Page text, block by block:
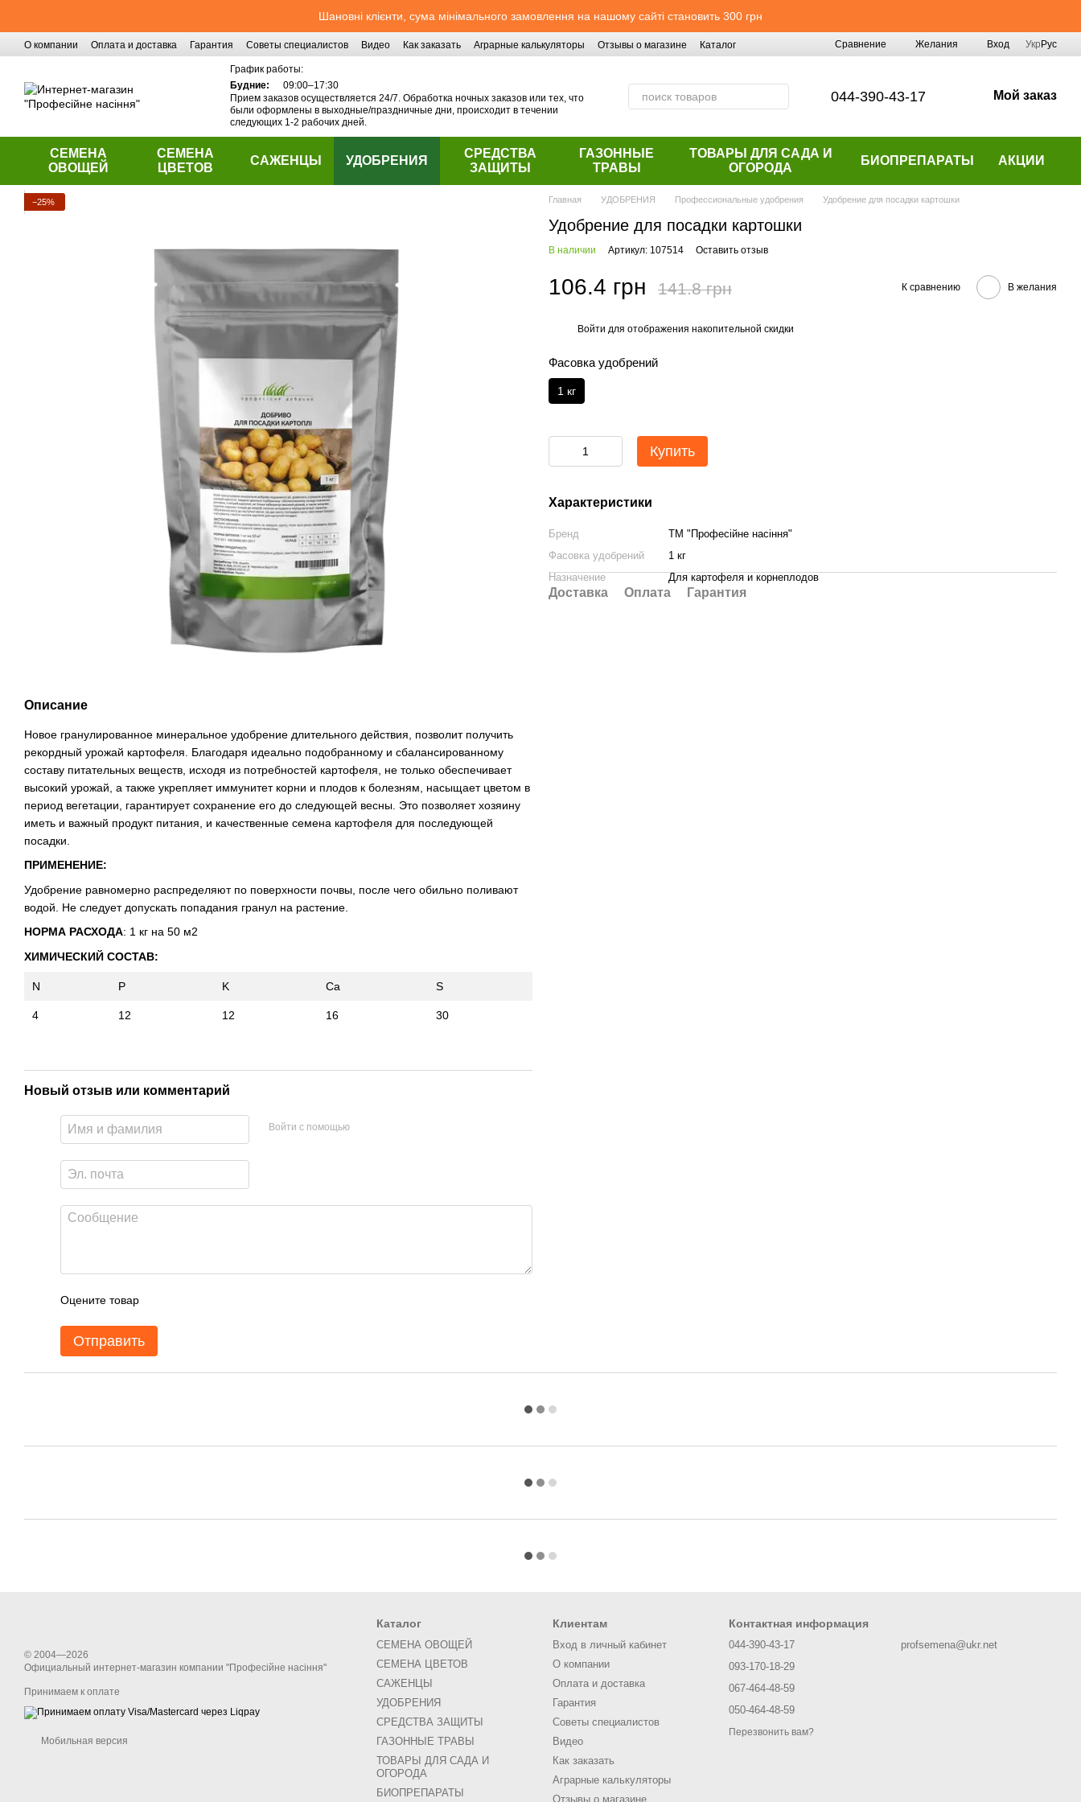
Шановні клієнти, сума мінімального замовлення на нашому сайті становить 300 грн
О компании Оплата и доставка Гарантия Советы специалистов Видео Как заказать Аграрные калькуляторы Отзывы о магазине
Каталог
Сравнение Желания Вход УкрРус
График работы:
Будние:
09:00–17:30
Прием заказов осуществляется 24/7. Обработка ночных заказов или тех, что
были оформлены в выходные/праздничные дни, происходит в течении
следующих 1-2 рабочих дней.
044-390-43-17 Мой заказ
СЕМЕНА
ОВОЩЕЙ
СЕМЕНА
ЦВЕТОВ
САЖЕНЦЫ УДОБРЕНИЯ
СРЕДСТВА
ЗАЩИТЫ
ГАЗОННЫЕ
ТРАВЫ
ТОВАРЫ ДЛЯ САДА И
ОГОРОДА
БИОПРЕПАРАТЫ АКЦИИ
−25%
Описание
Новое гранулированное минеральное удобрение длительного действия, позволит получить
рекордный урожай картофеля. Благодаря идеально подобранному и сбалансированному
составу питательных веществ, исходя из потребностей картофеля, не только обеспечивает
высокий урожай, а также укрепляет иммунитет корни и плодов к болезням, насыщает цветом в
период вегетации, гарантирует сохранение его до следующей весны. Это позволяет хозяину
иметь и важный продукт питания, и качественные семена картофеля для последующей
посадки.
ПРИМЕНЕНИЕ:
Удобрение равномерно распределяют по поверхности почвы, после чего обильно поливают
водой. Не следует допускать попадания гранул на растение.
НОРМА РАСХОДА: 1 кг на 50 м2
ХИМИЧЕСКИЙ СОСТАВ:
N P K Ca S
4 12 12 16 30
Новый отзыв или комментарий
Войти с помощью
Оцените товар
Отправить
Главная УДОБРЕНИЯ Профессиональные удобрения Удобрение для посадки картошки
Удобрение для посадки картошки
В наличии Артикул: 107514 Оставить отзыв
106.4 грн 141.8 грн К сравнению В желания
Войти для отображения накопительной скидки
Фасовка удобрений
1 кг
Купить
Характеристики
Бренд
ТМ "Професійне насіння"
Фасовка удобрений
1 кг
Назначение
Для картофеля и корнеплодов
Доставка Оплата Гарантия
© 2004—2026
Официальный интернет-магазин компании "Професійне насіння"
Принимаем к оплате
Мобильная версия
Каталог
СЕМЕНА ОВОЩЕЙ
СЕМЕНА ЦВЕТОВ
САЖЕНЦЫ
УДОБРЕНИЯ
СРЕДСТВА ЗАЩИТЫ
ГАЗОННЫЕ ТРАВЫ
ТОВАРЫ ДЛЯ САДА И
ОГОРОДА
БИОПРЕПАРАТЫ
Клиентам
Вход в личный кабинет
О компании
Оплата и доставка
Гарантия
Советы специалистов
Видео
Как заказать
Аграрные калькуляторы
Отзывы о магазине
Контактная информация
044-390-43-17
093-170-18-29
067-464-48-59
050-464-48-59
Перезвонить вам?
profsemena@ukr.net